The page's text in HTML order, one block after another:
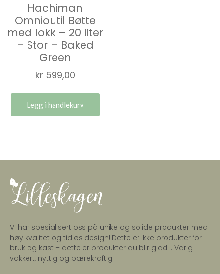
Hachiman
Omnioutil Bøtte
med lokk – 20 liter
– Stor – Baked
Green
kr 599,00
Legg i handlekurv
Vi har spesialisert oss på unike og solide produkter med
høy kvalitet og tidløs design! Dette er ikke produkter for
bruk og kast – dette er produkter du blir glad i. Varig,
vakkert, nyttig og bærekraftig!